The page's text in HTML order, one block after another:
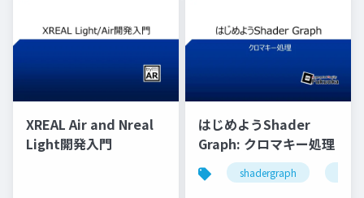
XREAL Air and Nreal
Light開発入門
はじめようShader
Graph: クロマキー処理
shadergraph